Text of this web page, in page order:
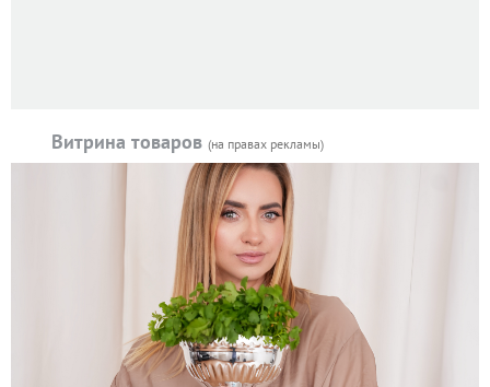
Витрина товаров (на правах рекламы)